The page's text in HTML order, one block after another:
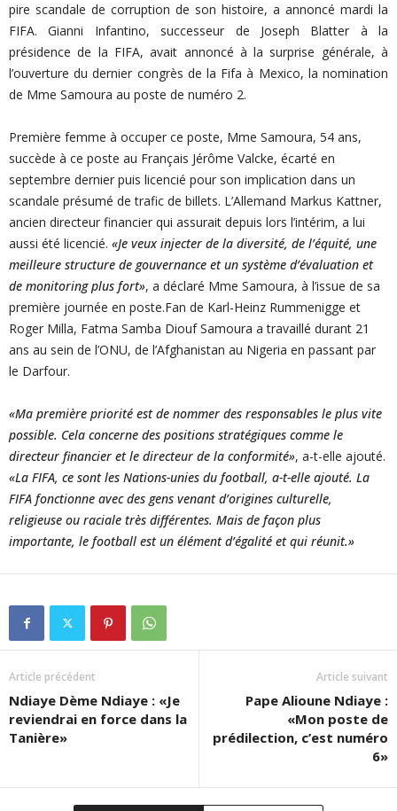
pire scandale de corruption de son histoire, a annoncé mardi la
FIFA. Gianni Infantino, successeur de Joseph Blatter à la
présidence de la FIFA, avait annoncé à la surprise générale, à
l’ouverture du dernier congrès de la Fifa à Mexico, la nomination
de Mme Samoura au poste de numéro 2.
Première femme à occuper ce poste, Mme Samoura, 54 ans,
succède à ce poste au Français Jérôme Valcke, écarté en
septembre dernier puis licencié pour son implication dans un
scandale présumé de trafic de billets. L’Allemand Markus Kattner,
ancien directeur financier qui assurait depuis lors l’intérim, a lui
aussi été licencié. «Je veux injecter de la diversité, de l’équité, une
meilleure structure de gouvernance et un système d’évaluation et
de monitoring plus fort», a déclaré Mme Samoura, à l’issue de sa
première journée en poste.Fan de Karl-Heinz Rummenigge et
Roger Milla, Fatma Samba Diouf Samoura a travaillé durant 21
ans au sein de l’ONU, de l’Afghanistan au Nigeria en passant par
le Darfour.
«Ma première priorité est de nommer des responsables le plus vite
possible. Cela concerne des positions stratégiques comme le
directeur financier et le directeur de la conformité», a-t-elle ajouté.
«La FIFA, ce sont les Nations-unies du football, a-t-elle ajouté. La
FIFA fonctionne avec des gens venant d’origines culturelle,
religieuse ou raciale très différentes. Mais de façon plus
importante, le football est un élément d’égalité et qui réunit.»
Article précédent
Ndiaye Dème Ndiaye : «Je
reviendrai en force dans la
Tanière»
Article suivant
Pape Alioune Ndiaye :
«Mon poste de
prédilection, c’est numéro
6»